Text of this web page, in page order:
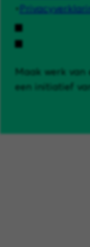
Maak werk van
een initiatief